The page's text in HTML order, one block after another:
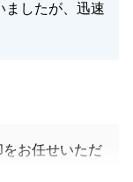
ましたが、迅速
お任せいただ